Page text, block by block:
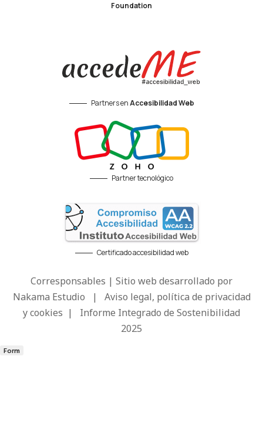
Foundation
Partners enAccesibilidad Web
Partner tecnológico
Certificado accesibilidad web
Corresponsables | Sitio web desarrollado por
Nakama Estudio | Aviso legal, política de privacidad
y cookies | Informe Integrado de Sostenibilidad
2025
Form